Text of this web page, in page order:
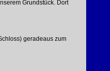
Grundstück. Dort
geradeaus zum